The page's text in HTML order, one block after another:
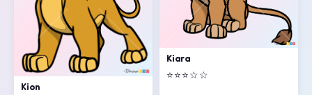
Kion
Kiara
⭐⭐⭐☆☆